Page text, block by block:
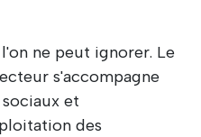
ne peut ignorer. Le
s'accompagne
et
des